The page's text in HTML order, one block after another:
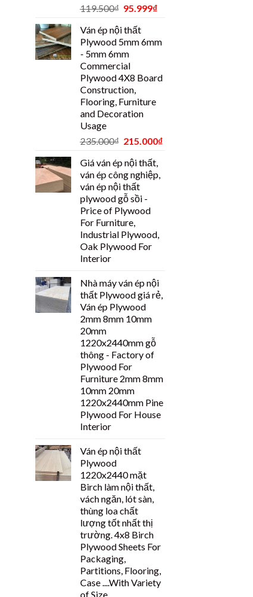
119.500₫ 95.999₫
Ván ép nội thất
Plywood 5mm 6mm
- 5mm 6mm
Commercial
Plywood 4X8 Board
Construction,
Flooring, Furniture
and Decoration
Usage
235.000₫ 215.000₫
Giá ván ép nội thất,
ván ép công nghiệp,
ván ép nội thất
plywood gỗ sồi -
Price of Plywood
For Furniture,
Industrial Plywood,
Oak Plywood For
Interior
Nhà máy ván ép nội
thất Plywood giá rẻ,
Ván ép Plywood
2mm 8mm 10mm
20mm
1220x2440mm gỗ
thông - Factory of
Plywood For
Furniture 2mm 8mm
10mm 20mm
1220x2440mm Pine
Plywood For House
Interior
Ván ép nội thất
Plywood
1220x2440 mặt
Birch làm nội thất,
vách ngăn, lót sàn,
thùng loa chất
lượng tốt nhất thị
trường. 4x8 Birch
Plywood Sheets For
Packaging,
Partitions, Flooring,
Case ....With Variety
of Size